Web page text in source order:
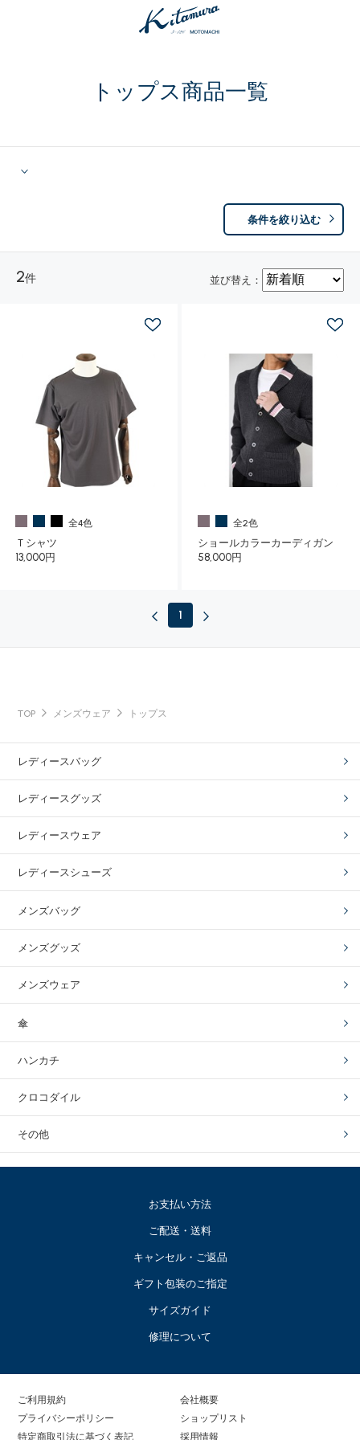
トップス商品一覧
条件を絞り込む
2件 並び替え：
全4色
Ｔシャツ
13,000円
全2色
ショールカラーカーディガン
58,000円
1
TOP メンズウェア トップス
レディースバッグ
レディースグッズ
レディースウェア
レディースシューズ
メンズバッグ
メンズグッズ
メンズウェア
傘
ハンカチ
クロコダイル
その他
お支払い方法
ご配送・送料
キャンセル・ご返品
ギフト包装のご指定
サイズガイド
修理について
ご利用規約
プライバシーポリシー
特定商取引法に基づく表記
会社概要
ショップリスト
採用情報